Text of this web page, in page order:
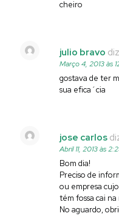
cheiro
julio bravo
Março 4, 2013 às
gostava de ter
sua efica´cia
jose carlos
Abril 11, 2013 às
Bom dia!
Preciso de
ou empresa
tém fossa cai na
No aguardo,